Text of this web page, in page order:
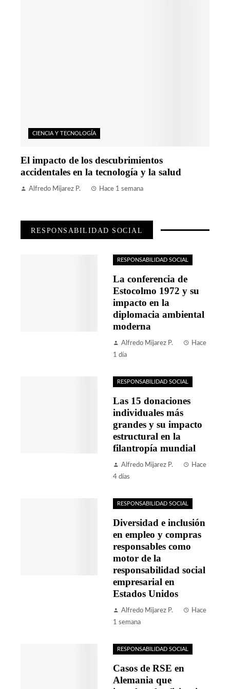
CIENCIA Y TECNOLOGÍA
El impacto de los descubrimientos
accidentales en la tecnología y la salud
Alfredo Mijarez P. Hace 1 semana
RESPONSABILIDAD SOCIAL
RESPONSABILIDAD SOCIAL
La conferencia de
Estocolmo 1972 y su
impacto en la
diplomacia ambiental
moderna
Alfredo Mijarez P.
Hace
1 día
RESPONSABILIDAD SOCIAL
Las 15 donaciones
individuales más
grandes y su impacto
estructural en la
filantropía mundial
Alfredo Mijarez P.
Hace
4 días
RESPONSABILIDAD SOCIAL
Diversidad e inclusión
en empleo y compras
responsables como
motor de la
responsabilidad social
empresarial en
Estados Unidos
Alfredo Mijarez P.
Hace
1 semana
RESPONSABILIDAD SOCIAL
Casos de RSE en
Alemania que